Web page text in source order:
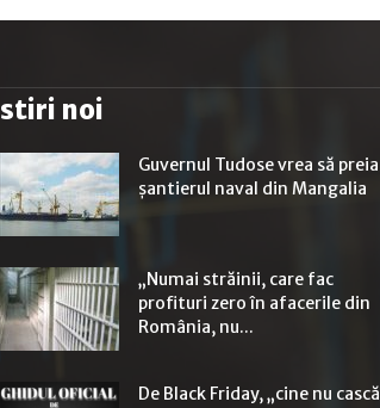
stiri noi
Guvernul Tudose vrea să preia
şantierul naval din Mangalia
„Numai străinii, care fac
profituri zero în afacerile din
România, nu...
De Black Friday, „cine nu cască